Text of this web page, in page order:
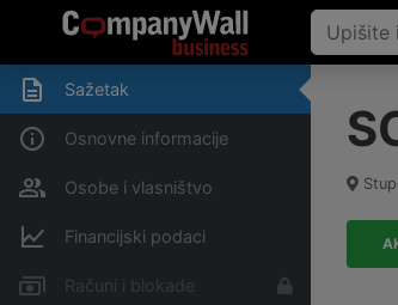
Sažetak
Osnovne informacije
Osobe i vlasništvo
Financijski podaci
Računi i blokade